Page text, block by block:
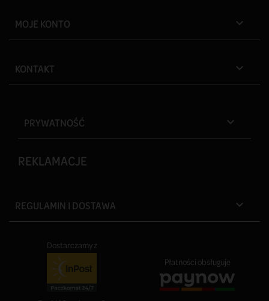
MOJE KONTO 
KONTAKT 
PRYWATNOŚĆ 
REKLAMACJE
REGULAMIN I DOSTAWA 
Dostarczamy z
Płatności obsługuje